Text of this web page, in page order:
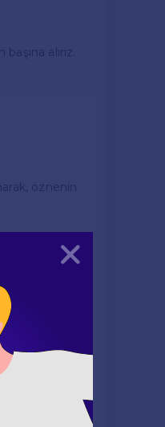
alırız.
öznenin
alarak soru
Kapat